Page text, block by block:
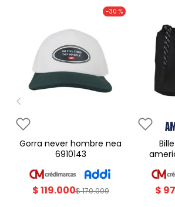
-30 %
gorra never hombre nea
6910143
$119.000$170.000
billetera hombre
$ 97